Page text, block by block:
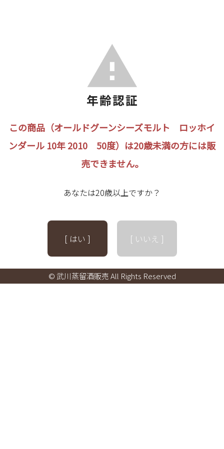
この商品（オールドグーンシーズモルト ロッホイ
ンダール 10年 2010 50度）は20歳未満の方には販
売できません。
あなたは20歳以上ですか？
[ はい ] [ いいえ ]
© 武川蒸留酒販売 All Rights Reserved